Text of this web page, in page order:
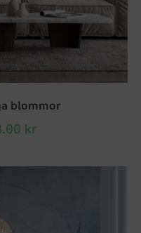
blommor
kr